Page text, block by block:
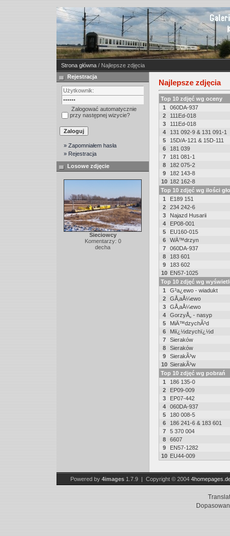
Strona główna / Najlepsze zdjęcia
Rejestracja
Zalogować automatycznie
przy następnej wizycie?
» Zapomniałem hasła
» Rejestracja
Losowe zdjęcie
Sieciowcy
Komentarzy: 0
decha
Najlepsze zdjęcia
Top 10 zdjęć wg oceny
1
060DA-937
2
111Ed-018
3
111Ed-018
4
131 092-9 & 131 091-1
5
15D/A-121 & 15D-111
6
181 039
7
181 081-1
8
182 075-2
9
182 143-8
10 182 162-8
Top 10 zdjęć wg ilości
1
E189 151
2
234 242-6
3
Najazd Husarii
4
EP08-001
5
EU160-015
6
WÄ™drzyn
7
060DA-937
8
183 601
9
183 602
10 EN57-1025
Top 10 zdjęć wg
1
G³a¿ewo - wiadukt
2
GÅ‚aÅ¼ewo
3
GÅ‚aÅ¼ewo
4
GorzyÅ„ - nasyp
5
MiÄ™dzychÃ³d
6
Miï¿½dzychï¿½d
7
Sieraków
8
Sieraków
9
SierakÃ³w
10 SierakÃ³w
Top 10 zdjęć wg pobrań
1
186 135-0
2
EP09-009
3
EP07-442
4
060DA-937
5
180 008-5
6
186 241-6 & 183 601
7
5 370 004
8
6607
9
EN57-1282
10 EU44-009
Powered by 4images 1.7.9 | Copyright © 2004